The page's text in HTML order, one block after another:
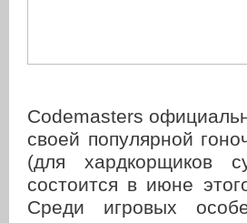
Codemasters
своей популярной
(для хардкорщиков
состоится в июне
Среди игровых